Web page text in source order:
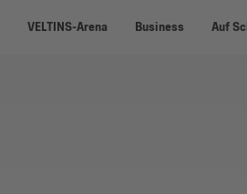
VELTINS-Arena Business Auf